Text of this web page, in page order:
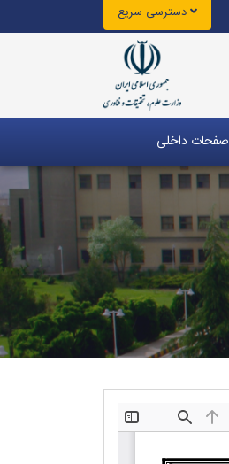
دسترسی سریع
صفحات داخلی